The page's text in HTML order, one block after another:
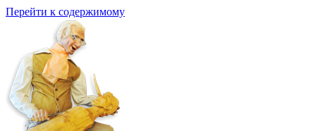
Перейти к содержимому